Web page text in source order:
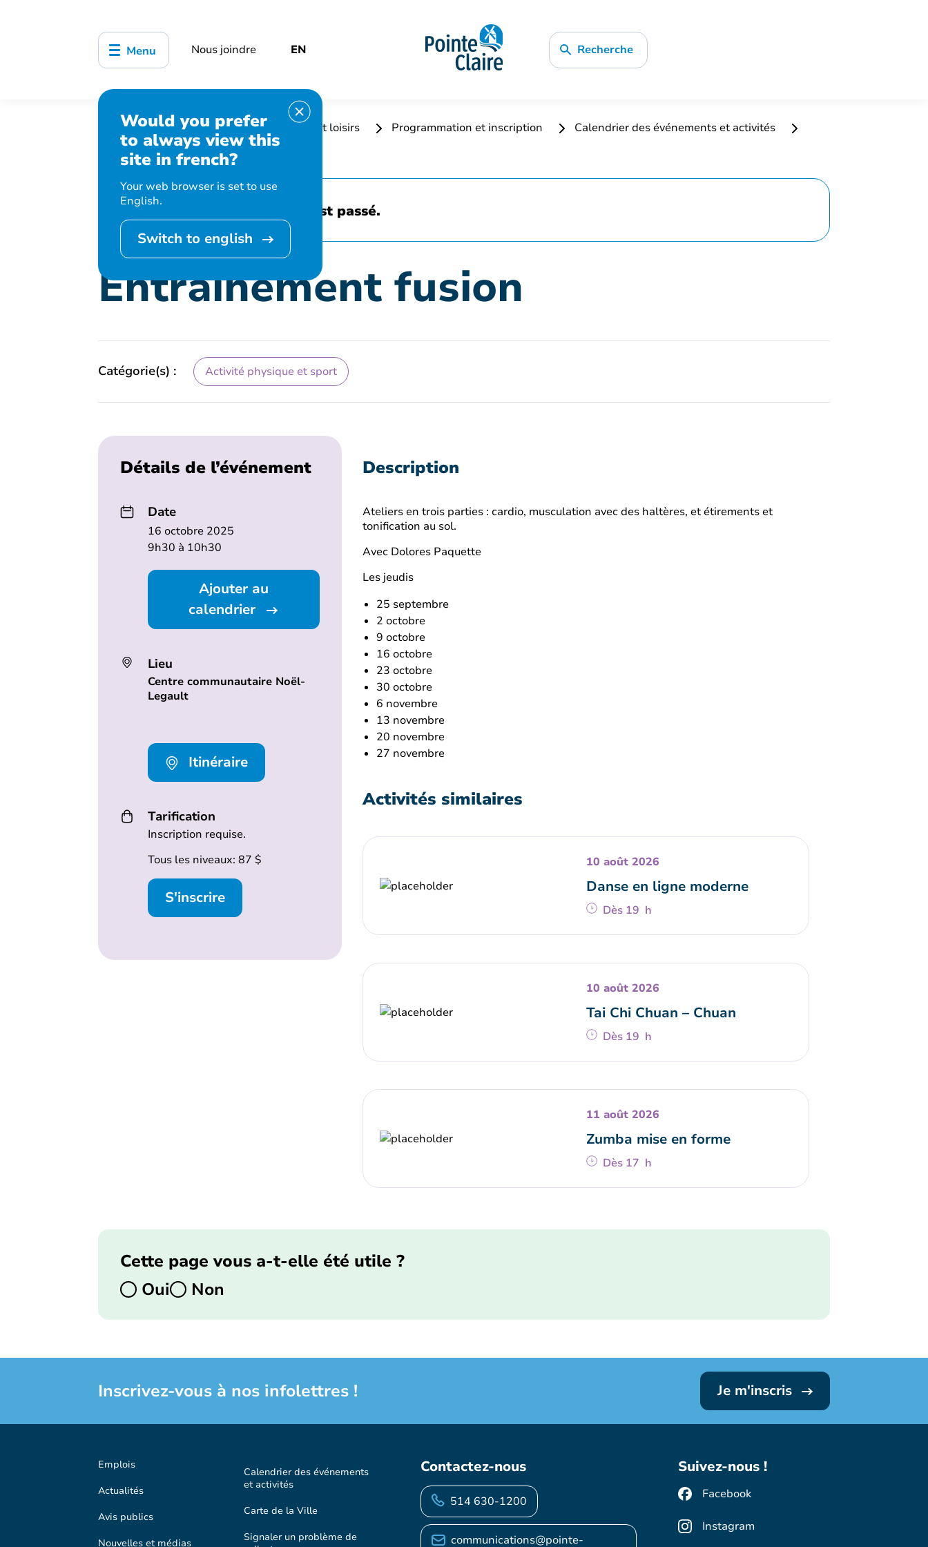
Menu Nous joindre EN Recherche
Would you prefer
to always view this
site in french?
Your web browser is set to use
English.
Switch to english
Accueil Bibliothèque, culture, sports et loisirs Programmation et inscription
Calendrier des événements et activités
Entraînement fusion
Cet événement est passé.
Entraînement fusion
Catégorie(s) : Activité physique et sport
Détails de l’événement
Date
16 octobre 2025
9h30 à 10h30
Ajouter au
calendrier
Lieu
Centre communautaire Noël-
Legault
Itinéraire
Tarification
Inscription requise.
Tous les niveaux: 87 $
S'inscrire
Description
Ateliers en trois parties : cardio, musculation avec des haltères, et étirements et
tonification au sol.
Avec Dolores Paquette
Les jeudis
25 septembre
2 octobre
9 octobre
16 octobre
23 octobre
30 octobre
6 novembre
13 novembre
20 novembre
27 novembre
Activités similaires
10 août 2026
Danse en ligne moderne
Dès 19 h
10 août 2026
Tai Chi Chuan – Chuan
Dès 19 h
11 août 2026
Zumba mise en forme
Dès 17 h
Cette page vous a-t-elle été utile ?
Oui
Non
Inscrivez-vous à nos infolettres ! Je m'inscris
Emplois
Actualités
Avis publics
Nouvelles et médias
Calendrier des événements
et activités
Carte de la Ville
Signaler un problème de
Contactez-nous
514 630-1200
communications@pointe-
Suivez-nous !
Facebook
Instagram